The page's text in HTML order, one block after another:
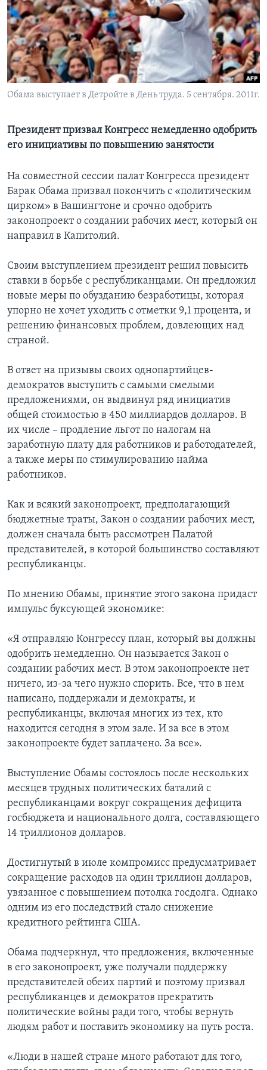
Learning English
СОЦИАЛЬНЫЕ СЕТИ
Обама выступает в Детройте в День труда. 5 сентября. 2011г.
Президент призвал Конгресс немедленно одобрить
его инициативы по повышению занятости
На совместной сессии палат Конгресса президент
Барак Обама призвал покончить с «политическим
цирком» в Вашингтоне и срочно одобрить
законопроект о создании рабочих мест, который он
направил в Капитолий.
Своим выступлением президент решил повысить
ставки в борьбе с республиканцами. Он предложил
новые меры по обузданию безработицы, которая
упорно не хочет уходить с отметки 9,1 процента, и
решению финансовых проблем, довлеющих над
страной.
В ответ на призывы своих однопартийцев-
демократов выступить с самыми смелыми
предложениями, он выдвинул ряд инициатив
общей стоимостью в 450 миллиардов долларов. В
их числе – продление льгот по налогам на
заработную плату для работников и работодателей,
а также меры по стимулированию найма
работников.
Как и всякий законопроект, предполагающий
бюджетные траты, Закон о создании рабочих мест,
должен сначала быть рассмотрен Палатой
представителей, в которой большинство составляют
республиканцы.
По мнению Обамы, принятие этого закона придаст
импульс буксующей экономике:
«Я отправляю Конгрессу план, который вы должны
одобрить немедленно. Он называется Закон о
создании рабочих мест. В этом законопроекте нет
ничего, из-за чего нужно спорить. Все, что в нем
написано, поддержали и демократы, и
республиканцы, включая многих из тех, кто
находится сегодня в этом зале. И за все в этом
законопроекте будет заплачено. За все».
Выступление Обамы состоялось после нескольких
месяцев трудных политических баталий с
республиканцами вокруг сокращения дефицита
госбюджета и национального долга, составляющего
14 триллионов долларов.
Достигнутый в июле компромисс предусматривает
сокращение расходов на один триллион долларов,
увязанное с повышением потолка госдолга. Однако
одним из его последствий стало снижение
кредитного рейтинга США.
Обама подчеркнул, что предложения, включенные
в его законопроект, уже получали поддержку
представителей обеих партий и поэтому призвал
республиканцев и демократов прекратить
политические войны ради того, чтобы вернуть
людям работ и поставить экономику на путь роста.
«Люди в нашей стране много работают для того,